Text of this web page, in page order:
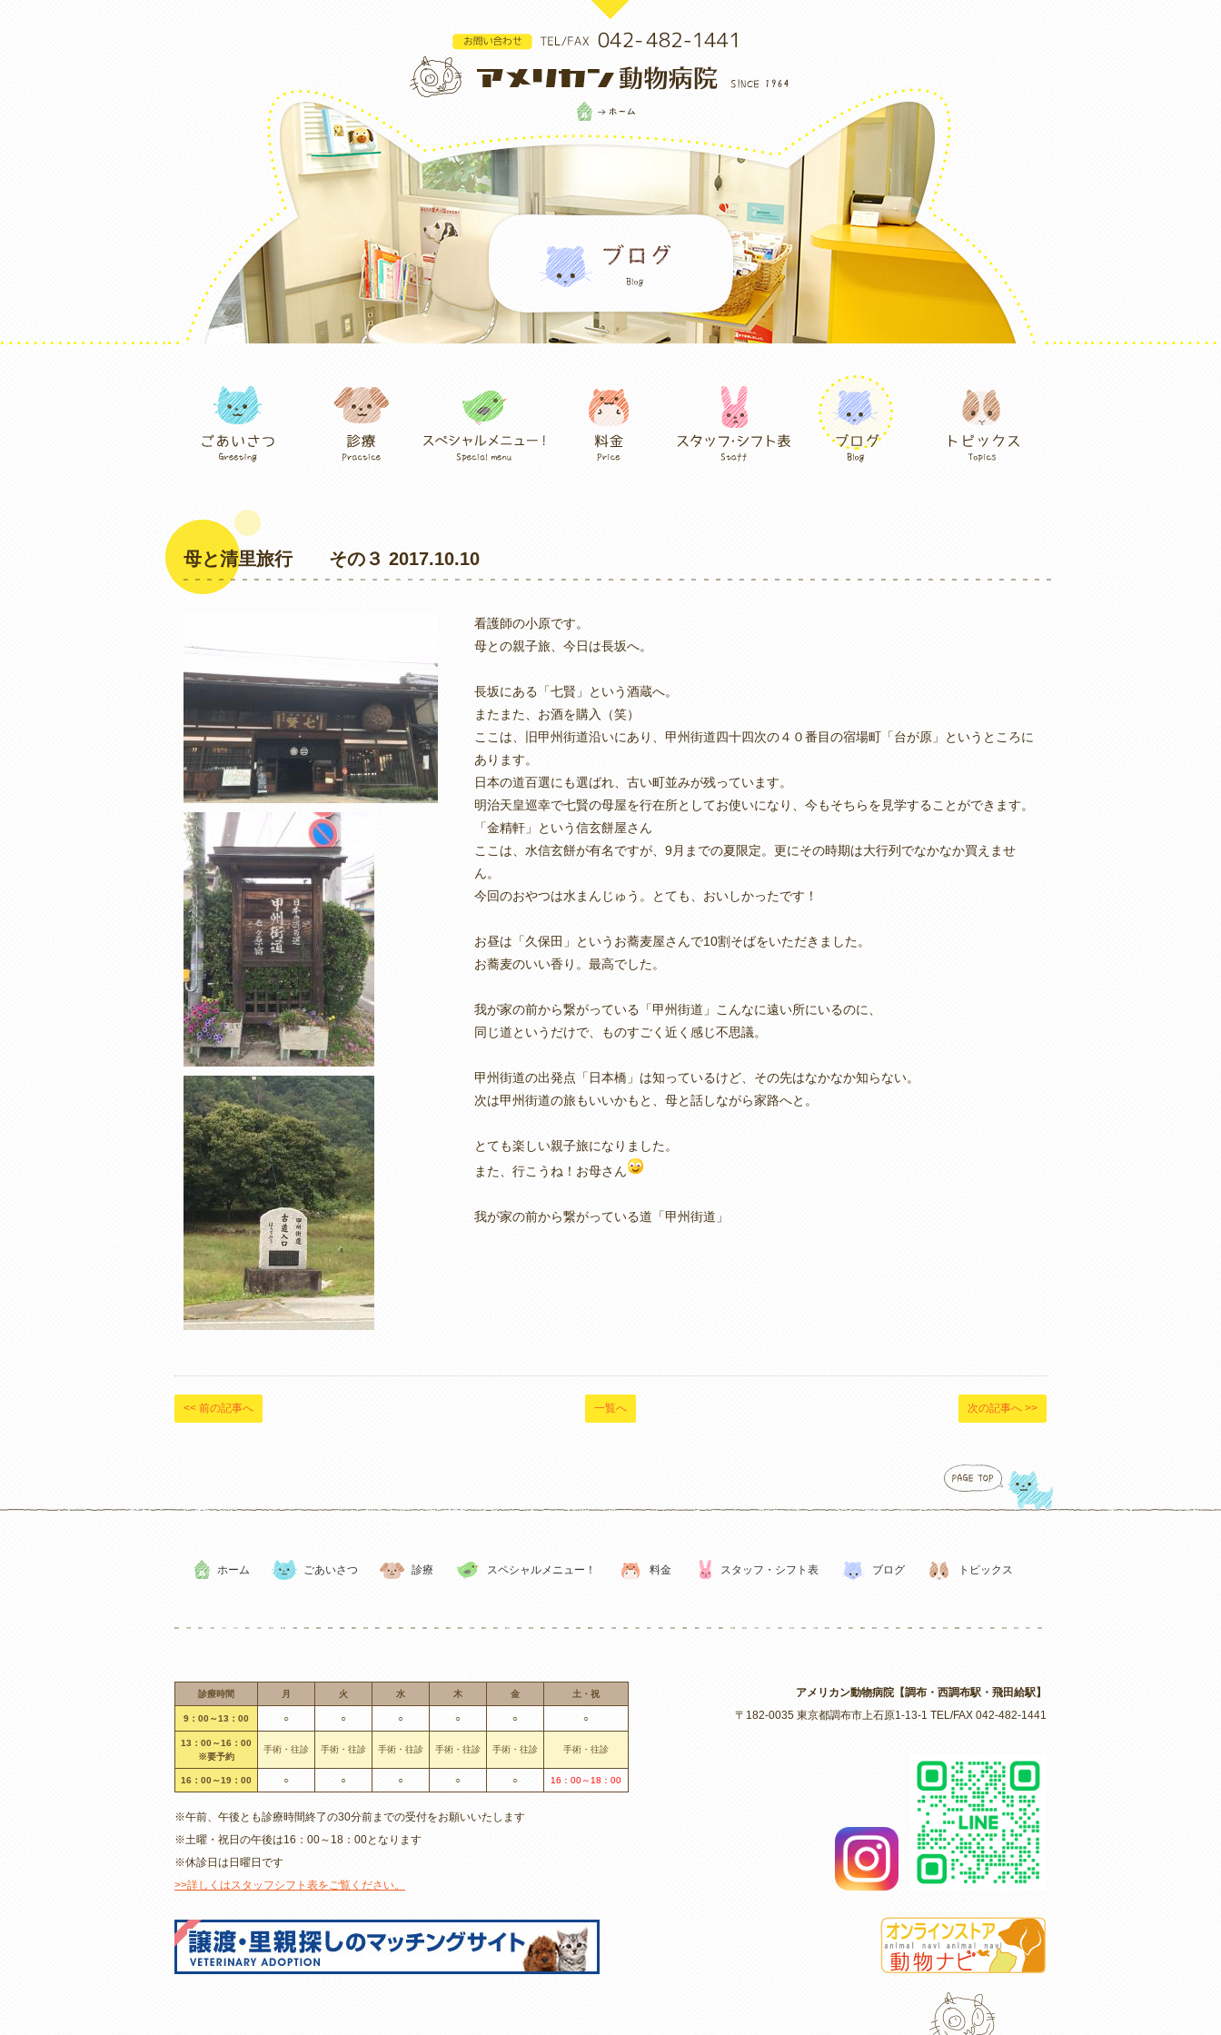
母と清里旅行 その３ 2017.10.10
看護師の小原です。
母との親子旅、今日は長坂へ。
長坂にある「七賢」という酒蔵へ。
またまた、お酒を購入（笑）
ここは、旧甲州街道沿いにあり、甲州街道四十四次の４０番目の宿場町「台が原」というところに
あります。
日本の道百選にも選ばれ、古い町並みが残っています。
明治天皇巡幸で七賢の母屋を行在所としてお使いになり、今もそちらを見学することができます。
「金精軒」という信玄餅屋さん
ここは、水信玄餅が有名ですが、9月までの夏限定。更にその時期は大行列でなかなか買えませ
ん。
今回のおやつは水まんじゅう。とても、おいしかったです！
お昼は「久保田」というお蕎麦屋さんで10割そばをいただきました。
お蕎麦のいい香り。最高でした。
我が家の前から繋がっている「甲州街道」こんなに遠い所にいるのに、
同じ道というだけで、ものすごく近く感じ不思議。
甲州街道の出発点「日本橋」は知っているけど、その先はなかなか知らない。
次は甲州街道の旅もいいかもと、母と話しながら家路へと。
とても楽しい親子旅になりました。
また、行こうね！お母さん
我が家の前から繋がっている道「甲州街道」
<< 前の記事へ 一覧へ 次の記事へ >>
ホーム ごあいさつ 診療 スペシャルメニュー！ 料金 スタッフ・シフト表 ブログ トピックス
診療時間 月 火 水 木 金 土・祝
9：00～13：00 ○ ○ ○ ○ ○ ○
13：00～16：00
※要予約
手術・往診 手術・往診 手術・往診 手術・往診 手術・往診 手術・往診
16：00～19：00 ○ ○ ○ ○ ○ 16：00～18：00
※午前、午後とも診療時間終了の30分前までの受付をお願いいたします
※土曜・祝日の午後は16：00～18：00となります
※休診日は日曜日です
>>詳しくはスタッフシフト表をご覧ください。
アメリカン動物病院【調布・西調布駅・飛田給駅】
〒182-0035 東京都調布市上石原1-13-1 TEL/FAX 042-482-1441